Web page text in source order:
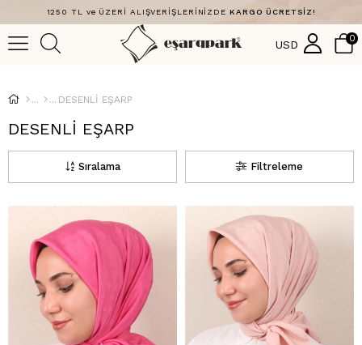
1250 TL ve ÜZERİ ALIŞVERİŞLERİNİZDE KARGO ÜCRETSİZ!
USD 0
DESENLİ EŞARP
DESENLİ EŞARP
Filtreleme
Sıralama